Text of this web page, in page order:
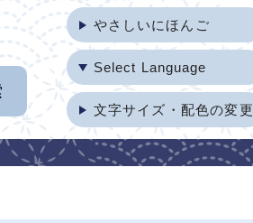
やさしいにほんご
Select Language
文字サイズ・配色の変更